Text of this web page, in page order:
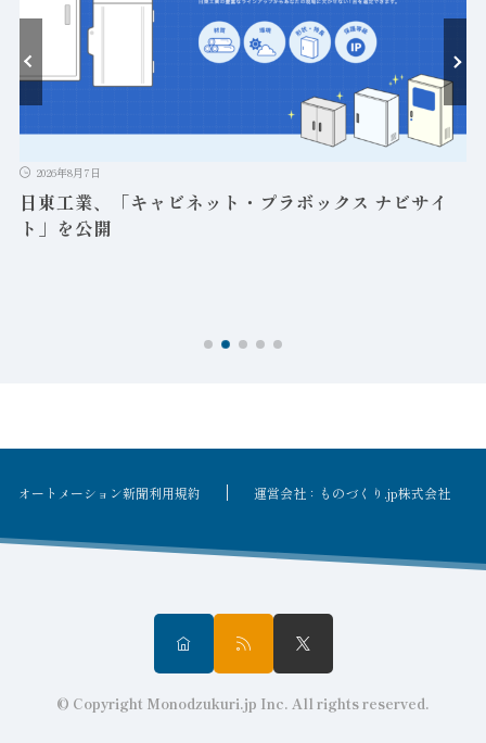
2026年8月7日
日東工業、「キャビネット・プラボックス ナビサイ
ト」を公開
オートメーション新聞利用規約 運営会社：ものづくり.jp株式会社
© Copyright Monodzukuri.jp Inc. All rights reserved.